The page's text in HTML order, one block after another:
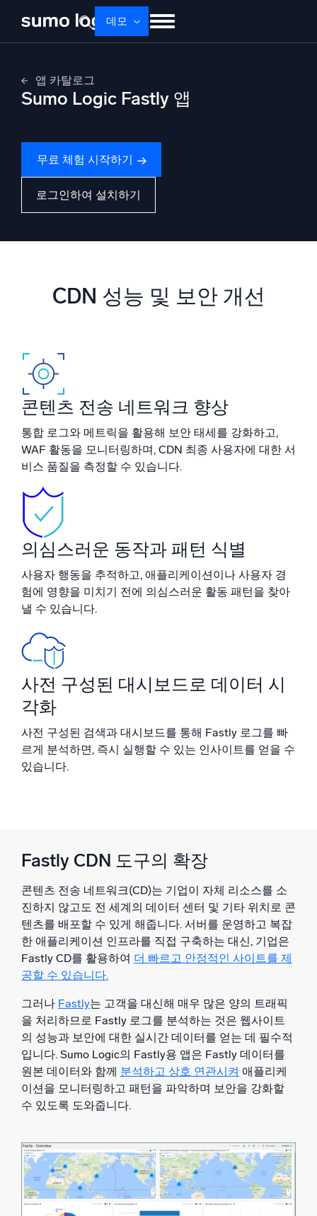
content
데모
회사 소개 로그인 Free trial
플랫폼
AI/ML 기반
SIEM
위협을 더 빠르게 발견하고 더 똑똑하게 대응
강력한 로그 가시성으로 클라우드 보안 강화
모니터링 및 문제 해결
포괄적인 가시성으로 탐지 및 해결
강력한 통합
신뢰할 수 있고 인증된
앱 카탈로그
Sumo Logic Fastly 앱
무료 체험 시작하기
로그인하여 설치하기
CDN 성능 및 보안 개선
콘텐츠 전송 네트워크 향상
통합 로그와 메트릭을 활용해 보안 태세를 강화하고,
WAF 활동을 모니터링하며, CDN 최종 사용자에 대한 서
비스 품질을 측정할 수 있습니다.
의심스러운 동작과 패턴 식별
사용자 행동을 추적하고, 애플리케이션이나 사용자 경
험에 영향을 미치기 전에 의심스러운 활동 패턴을 찾아
낼 수 있습니다.
사전 구성된 대시보드로 데이터 시
각화
사전 구성된 검색과 대시보드를 통해 Fastly 로그를 빠
르게 분석하면, 즉시 실행할 수 있는 인사이트를 얻을 수
있습니다.
Fastly CDN 도구의 확장
콘텐츠 전송 네트워크(CD)는 기업이 자체 리소스를 소
진하지 않고도 전 세계의 데이터 센터 및 기타 위치로 콘
텐츠를 배포할 수 있게 해줍니다. 서버를 운영하고 복잡
한 애플리케이션 인프라를 직접 구축하는 대신, 기업은
Fastly CD를 활용하여 더 빠르고 안정적인 사이트를 제
공할 수 있습니다.
그러나 Fastly는 고객을 대신해 매우 많은 양의 트래픽
을 처리하므로 Fastly 로그를 분석하는 것은 웹사이트
의 성능과 보안에 대한 실시간 데이터를 얻는 데 필수적
입니다. Sumo Logic의 Fastly용 앱은 Fastly 데이터를
원본 데이터와 함께 분석하고 상호 연관시켜 애플리케
이션을 모니터링하고 패턴을 파악하며 보안을 강화할
수 있도록 도와줍니다.